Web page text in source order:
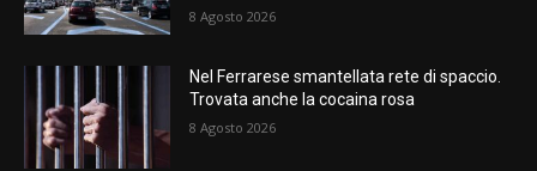
8 Agosto 2026
Nel Ferrarese smantellata rete di spaccio.
Trovata anche la cocaina rosa
8 Agosto 2026